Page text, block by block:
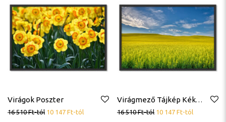
Virágok Poszter
16 510Ft-tól 10 147 Ft-tól
Virágmező Tájkép Kék Ég Poszter
16 510Ft-tól 10 147 Ft-tól